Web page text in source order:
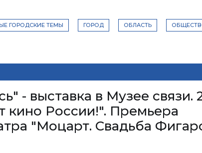
ГОРОДСКИЕ ТЕМЫ ГОРОД ОБЛАСТЬ
- выставка в Музее связи.
кино России!". Премьера
"Моцарт. Свадьба